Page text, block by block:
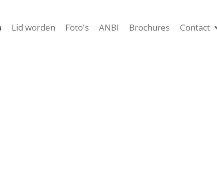
Lid worden Foto's ANBI Brochures Contact